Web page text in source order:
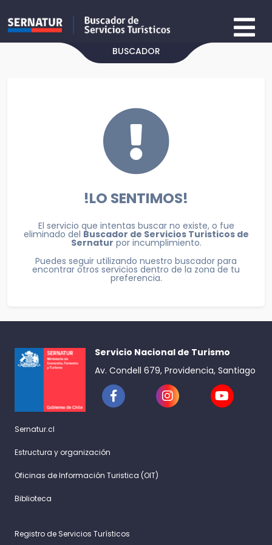
BUSCADOR
!LO SENTIMOS!
El servicio que intentas buscar no existe, o fue
eliminado del Buscador de Servicios Turisticos de
Sernatur por incumplimiento.
Puedes seguir utilizando nuestro buscador para
encontrar otros servicios dentro de la zona de tu
preferencia.
Servicio Nacional de Turismo
Av. Condell 679, Providencia, Santiago
Sernatur.cl
Estructura y organización
Oficinas de Información Turistica (OIT)
Biblioteca
Registro de Servicios Turísticos